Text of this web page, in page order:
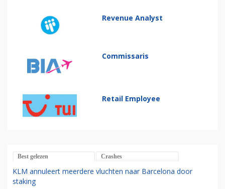
Revenue Analyst
Commissaris
Retail Employee
Best gelezen Crashes
KLM annuleert meerdere vluchten naar Barcelona door
staking